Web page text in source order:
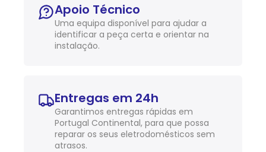
Apoio Técnico
Uma equipa disponível para ajudar a
identificar a peça certa e orientar na
instalação.
Entregas em 24h
Garantimos entregas rápidas em
Portugal Continental, para que possa
reparar os seus eletrodomésticos sem
atrasos.